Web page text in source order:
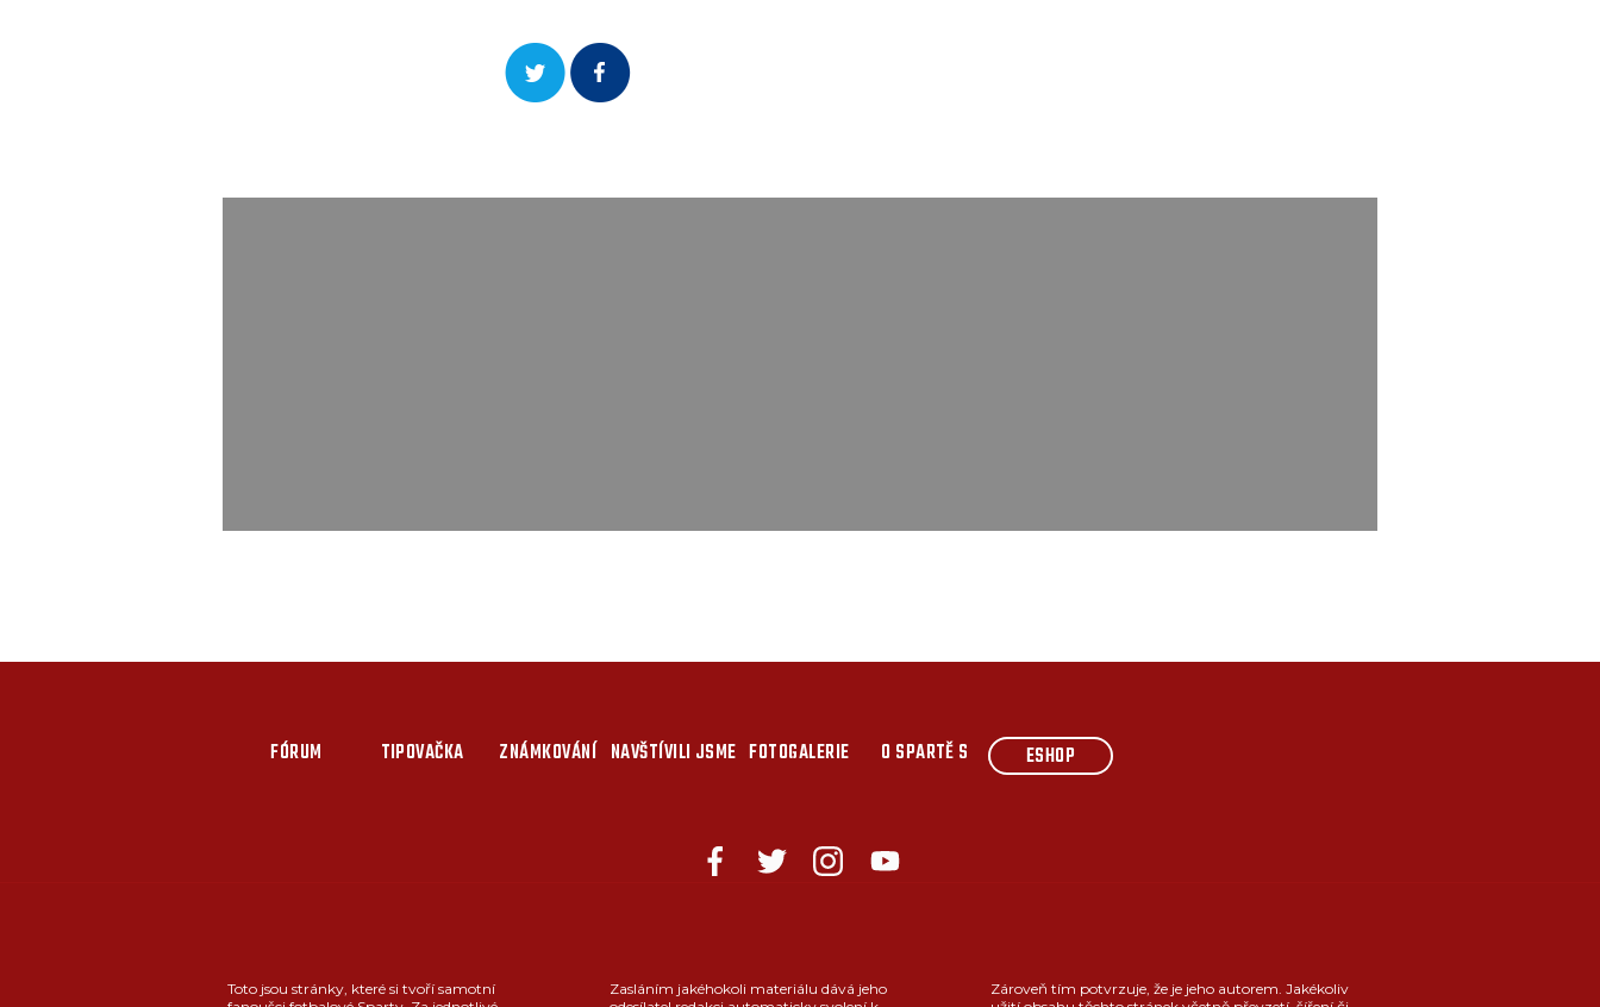
FÓRUM TIPOVAČKA ZNÁMKOVÁNÍ NAVŠTÍVILI JSME FOTOGALERIE O SPARTĚ S ESHOP
Toto jsou stránky, které si tvoří samotní
Zasláním jakéhokoli materiálu dává jeho
Zároveň tím potvrzuje, že je jeho autorem. Jakékoliv